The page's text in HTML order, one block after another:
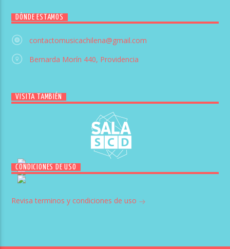
DÓNDE ESTAMOS
contactomusicachilena@gmail.com
Bernarda Morín 440, Providencia
VISITA TAMBIÉN
CONDICIONES DE USO
Revisa terminos y condiciones de uso